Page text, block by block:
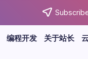
编程开发 关于站长